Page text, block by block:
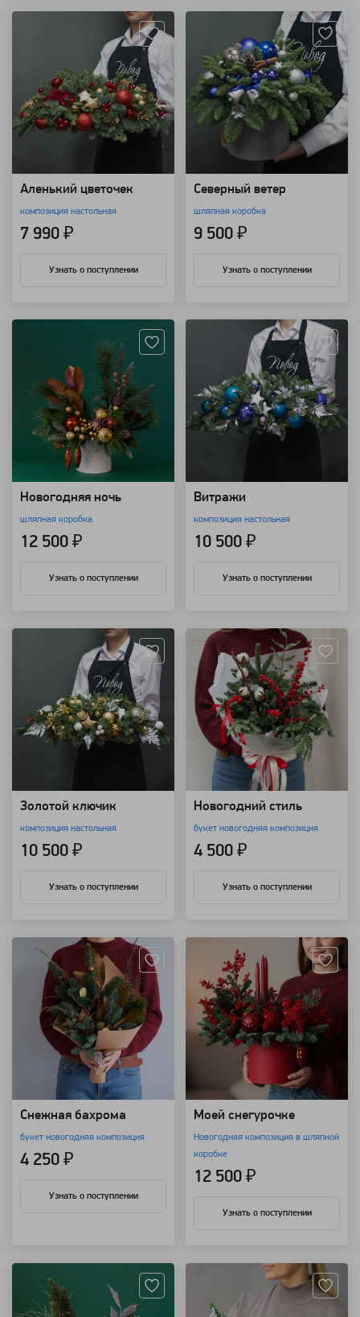
Аленький цветочек
композиция настольная
7 990 ₽
Узнать о поступлении
Северный ветер
шляпная коробка
9 500 ₽
Узнать о поступлении
Новогодняя ночь
шляпная коробка
12 500 ₽
Узнать о поступлении
Витражи
композиция настольная
10 500 ₽
Узнать о поступлении
Золотой ключик
композиция настольная
10 500 ₽
Узнать о поступлении
Новогодний стиль
букет новогодняя композиция
4 500 ₽
Узнать о поступлении
Снежная бахрома
букет новогодняя композиция
4 250 ₽
Узнать о поступлении
Моей снегурочке
Новогодняя композиция в шляпной
коробке
12 500 ₽
Узнать о поступлении